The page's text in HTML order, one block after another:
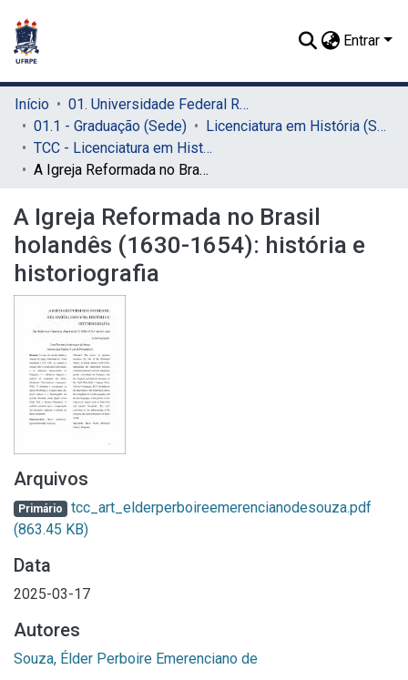
Entrar
Início
01. Universidade Federal Rural de Pernambuco - UFRPE (Sede)
01.1 - Graduação (Sede)
Licenciatura em História (Sede)
TCC - Licenciatura em História (Sede)
A Igreja Reformada no Brasil holandês (1630-1654): história e historiografia
A Igreja Reformada no Brasil
holandês (1630-1654): história e
historiografia
Arquivos
Primário tcc_art_elderperboireemerencianodesouza.pdf
(863.45 KB)
Data
2025-03-17
Autores
Souza, Élder Perboire Emerenciano de